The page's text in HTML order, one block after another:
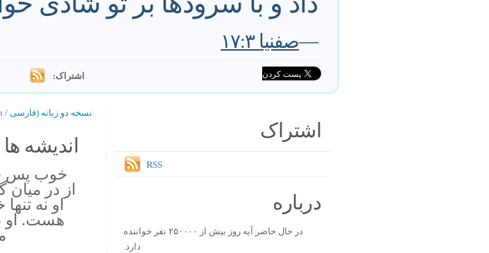
—صفنيا ١٧:٣
اشتراک:
نسخه دو زبانه (فارسی / English)
اندیشه
خوب پس
از در
او نه
هست. او
اشتراک
RSS
درباره
در حال حاضر آیه روز بیش از ۲۵۰۰۰۰ نفر خواننده
دارد.